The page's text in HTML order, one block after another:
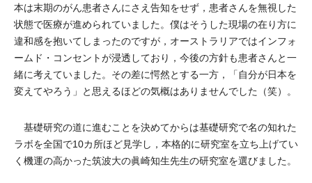
本は末期のがん患者さんにさえ告知をせず，患者さんを無視した
状態で医療が進められていました。僕はそうした現場の在り方に
違和感を抱いてしまったのですが，オーストラリアではインフォ
ームド・コンセントが浸透しており，今後の方針も患者さんと一
緒に考えていました。その差に愕然とする一方，「自分が日本を
変えてやろう」と思えるほどの気概はありませんでした（笑）。
基礎研究の道に進むことを決めてからは基礎研究で名の知れた
ラボを全国で10カ所ほど見学し，本格的に研究室を立ち上げてい
く機運の高かった筑波大の眞崎知生先生の研究室を選びました。